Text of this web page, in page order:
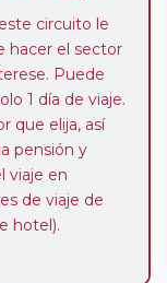
este circuito le
hacer el sector
Puede
1 día de viaje.
que elija, así
pensión y
viaje en
de viaje de
hotel).
paradas en